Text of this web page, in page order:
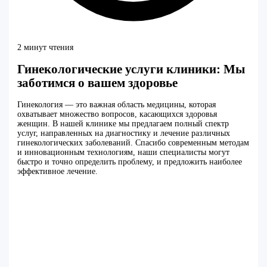
2 минут чтения
Гинекологические услуги клиники: Мы
заботимся о вашем здоровье
Гинекология — это важная область медицины, которая
охватывает множество вопросов, касающихся здоровья
женщин. В нашей клинике мы предлагаем полный спектр
услуг, направленных на диагностику и лечение различных
гинекологических заболеваний. Спасибо современным методам
и инновационным технологиям, наши специалисты могут
быстро и точно определить проблему, и предложить наиболее
эффективное лечение.